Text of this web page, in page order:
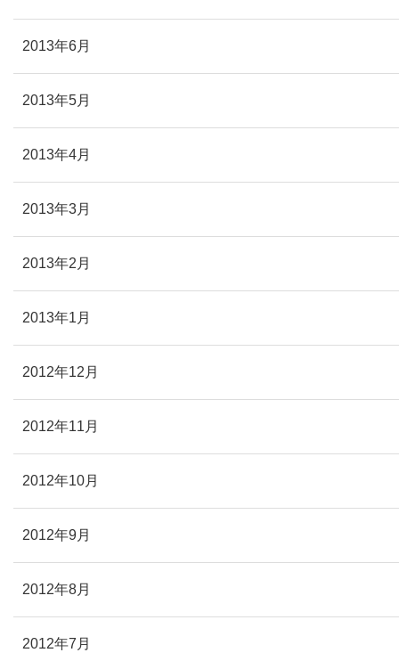
2013年6月
2013年5月
2013年4月
2013年3月
2013年2月
2013年1月
2012年12月
2012年11月
2012年10月
2012年9月
2012年8月
2012年7月